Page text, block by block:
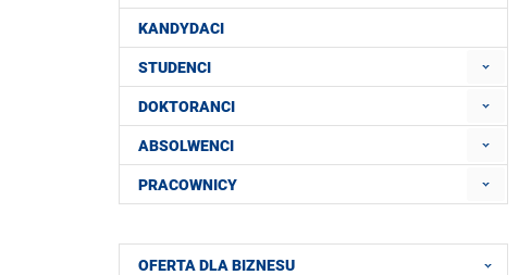
KANDYDACI
STUDENCI
DOKTORANCI
ABSOLWENCI
PRACOWNICY
OFERTA DLA BIZNESU